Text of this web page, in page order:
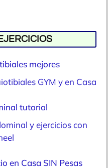
GYM y en Casa
y ejercicios con